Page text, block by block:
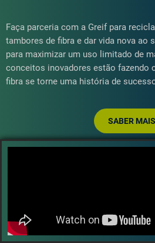
Faça parceria com a Greif para
tambores de fibra e dar vida nova ao
para maximizar um uso limitado de
conceitos inovadores estão fazendo
fibra se torne uma história de
SABER MAIS